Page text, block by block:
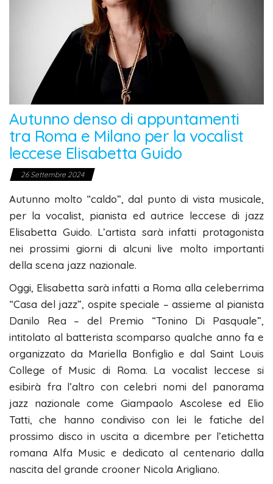
Autunno denso di appuntamenti
tra Roma e Milano per la vocalist
leccese Elisabetta Guido
26 Settembre 2024
Autunno molto “caldo”, dal punto di vista musicale,
per la vocalist, pianista ed autrice leccese di jazz
Elisabetta Guido. L’artista sarà infatti protagonista
nei prossimi giorni di alcuni live molto importanti
della scena jazz nazionale.
Oggi, Elisabetta sarà infatti a Roma alla celeberrima
“Casa del jazz”, ospite speciale – assieme al pianista
Danilo Rea – del Premio “Tonino Di Pasquale”,
intitolato al batterista scomparso qualche anno fa e
organizzato da Mariella Bonfiglio e dal Saint Louis
College of Music di Roma. La vocalist leccese si
esibirà fra l’altro con celebri nomi del panorama
jazz nazionale come Giampaolo Ascolese ed Elio
Tatti, che hanno condiviso con lei le fatiche del
prossimo disco in uscita a dicembre per l’etichetta
romana Alfa Music e dedicato al centenario dalla
nascita del grande crooner Nicola Arigliano.